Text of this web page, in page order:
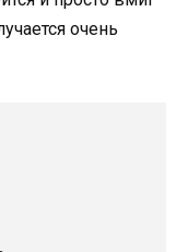
очень